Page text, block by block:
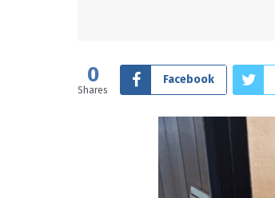
0
Shares
Facebook